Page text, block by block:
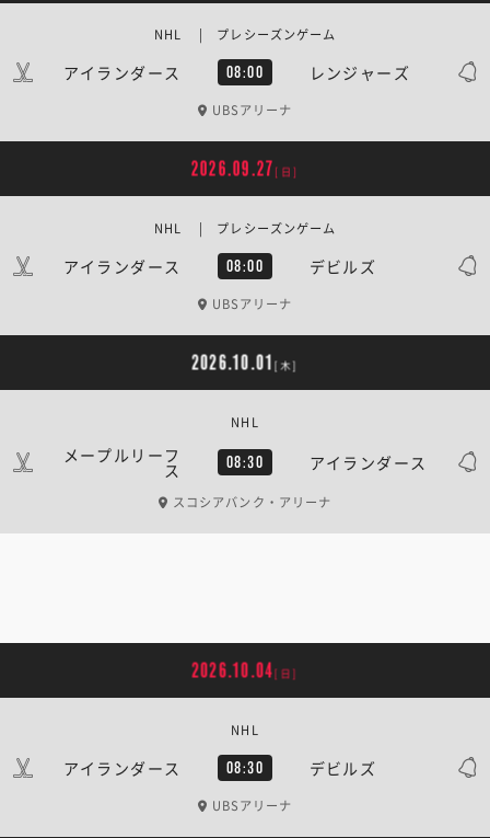
アイランダース 08:00 レンジャーズ
NHL | プレシーズンゲーム
UBSアリーナ
2026.09.27 [日]
アイランダース 08:00 デビルズ
NHL | プレシーズンゲーム
UBSアリーナ
2026.10.01 [木]
メープルリーフ
ス 08:30 アイランダース
NHL
スコシアバンク・アリーナ
2026.10.04[日]
アイランダース 08:30 デビルズ
NHL
UBSアリーナ